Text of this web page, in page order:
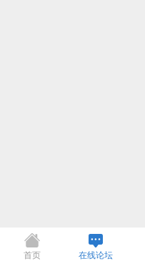
首页 在线论坛